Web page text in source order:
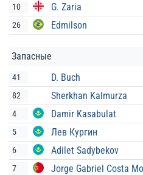
10 G. Zaria
26 Edmilson
Запасные
41 D. Buch
82 Sherkhan Kalmurza
4 Damir Kasabulat
5 Лев Кургин
6 Adilet Sadybekov
7 Jorge Gabriel Costa